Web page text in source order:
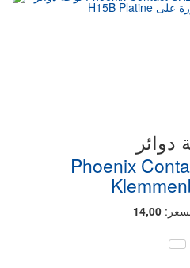
دوائر
Phoenix
14,00